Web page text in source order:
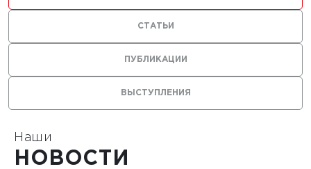
ВЫСТУПЛЕНИЯ
ПУБЛИКАЦИИ
СТАТЬИ
Наши
НОВОСТИ